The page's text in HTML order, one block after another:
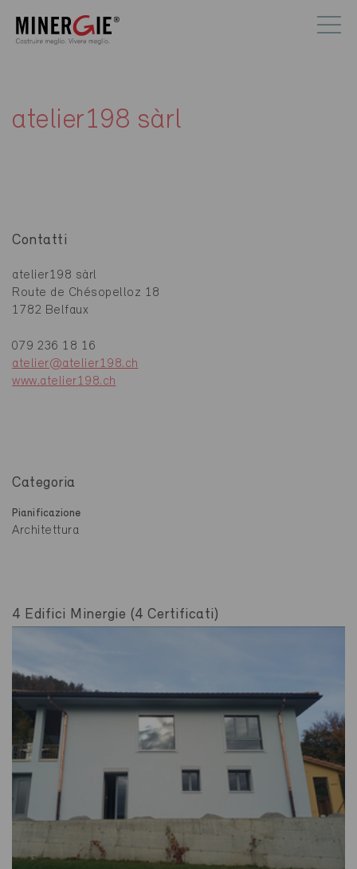
atelier198 sàrl
Contatti
atelier198 sàrl
Route de Chésopelloz 18
1782 Belfaux
079 236 18 16
atelier@atelier198.ch
www.atelier198.ch
Categoria
Pianificazione
Architettura
4 Edifici Minergie (4 Certificati)